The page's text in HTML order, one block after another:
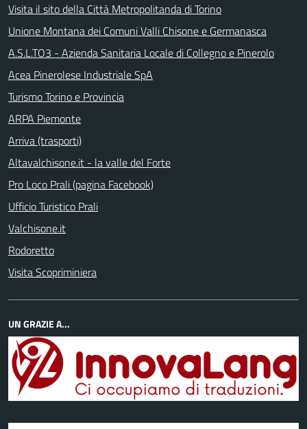
Visita il sito della Città Metropolitanda di Torino
Unione Montana dei Comuni Valli Chisone e Germanasca
A.S.L.TO3 - Azienda Sanitaria Locale di Collegno e Pinerolo
Acea Pinerolese Industriale SpA
Turismo Torino e Provincia
ARPA Piemonte
Arriva (trasporti)
Altavalchisone.it - la valle del Forte
Pro Loco Prali (pagina Facebook)
Ufficio Turistico Prali
Valchisone.it
Rodoretto
Visita Scopriminiera
UN GRAZIE A...